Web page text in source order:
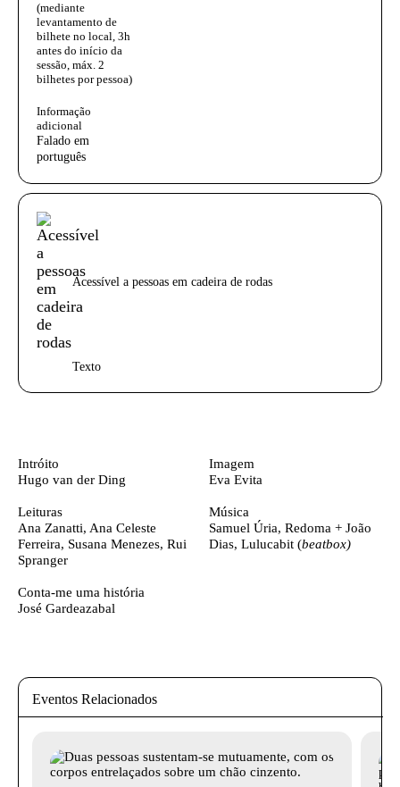
(mediante
levantamento de
bilhete no local, 3h
antes do início da
sessão, máx. 2
bilhetes por pessoa)
Informação
adicional
Falado em
português
Acessibilidades do espetáculo
Acessível a pessoas em cadeira de rodas
Texto
Intróito
Hugo van der Ding
Leituras
Ana Zanatti, Ana Celeste
Ferreira, Susana Menezes, Rui
Spranger
Conta-me uma história
José Gardeazabal
Imagem
Eva Evita
Música
Samuel Úria, Redoma + João
Dias, Lulucabit (beatbox)
Eventos Relacionados